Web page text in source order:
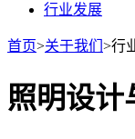
行业发展
首页>关于我们 >行
照明设计